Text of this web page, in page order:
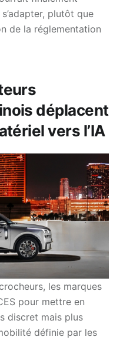
plutôt que
de la réglementation
déplacent
vers l’IA
les marques
pour mettre en
discret mais plus
définie par les